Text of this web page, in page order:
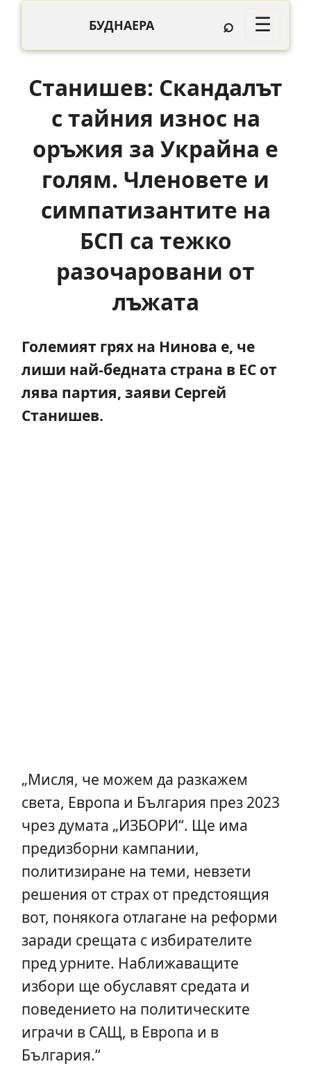
БУДНАЕРА ⌕ ☰
Станишев: Скандалът
с тайния износ на
оръжия за Украйна е
голям. Членовете и
симпатизантите на
БСП са тежко
разочаровани от
лъжата
Големият грях на Нинова е, че
лиши най-бедната страна в ЕС от
лява партия, заяви Сергей
Станишев.
„Мисля, че можем да разкажем
света, Европа и България през 2023
чрез думата „ИЗБОРИ“. Ще има
предизборни кампании,
политизиране на теми, невзети
решения от страх от предстоящия
вот, понякога отлагане на реформи
заради срещата с избирателите
пред урните. Наближаващите
избори ще обуславят средата и
поведението на политическите
играчи в САЩ, в Европа и в
България.“